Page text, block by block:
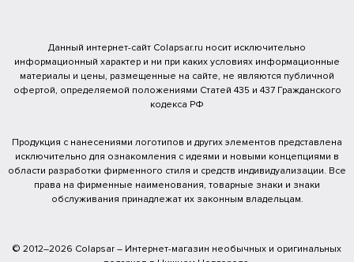
Данный интернет-сайт Colapsar.ru носит исключительно
информационный характер и ни при каких условиях информационные
материалы и цены, размещенные на сайте, не являются публичной
офертой, определяемой положениями Статей 435 и 437 Гражданского
кодекса РФ
Продукция с нанесениями логотипов и других элементов представлена
исключительно для ознакомления с идеями и новыми концепциями в
области разработки фирменного стиля и средств индивидуализации. Все
права на фирменные наименования, товарные знаки и знаки
обслуживания принадлежат их законным владельцам.
© 2012–2026 Colapsar – Интернет-магазин необычных и оригинальных